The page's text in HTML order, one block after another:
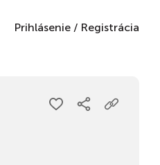
Prihlásenie / Registrácia